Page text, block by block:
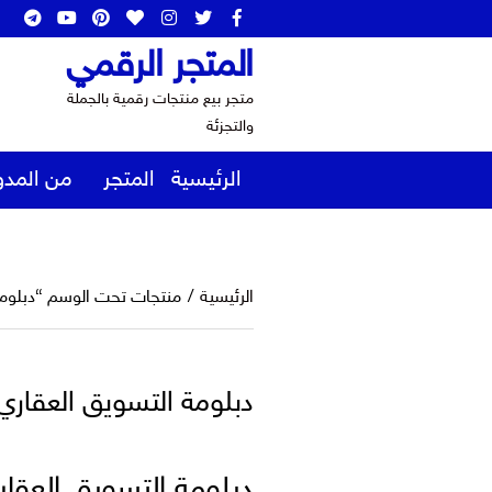
المتجر الرقمي
متجر بيع منتجات رقمية بالجملة
والتجزئة
الرئيسية المتجر من
الرئيسية / منتجات تحت الوسم
دبلومة التسويق